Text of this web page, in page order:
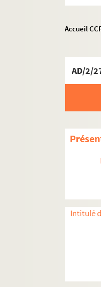
Accueil
AD/2/
Intitulé